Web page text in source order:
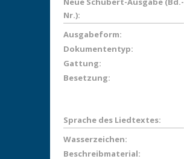
Nr.):
Ausgabeform:
Dokumententyp:
Gattung:
Besetzung:
Sprache des Liedtextes:
Wasserzeichen:
Beschreibmaterial: